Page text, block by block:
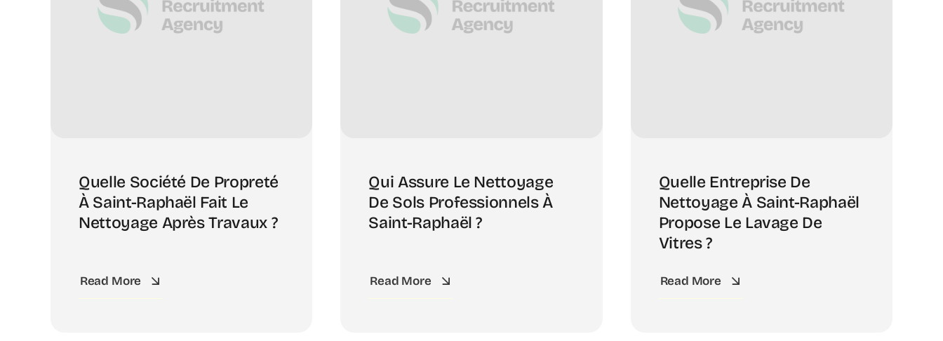
Quelle Société De Propreté
À Saint-Raphaël Fait Le
Nettoyage Après Travaux ?
Read More
Qui Assure Le Nettoyage
De Sols Professionnels À
Saint-Raphaël ?
Read More
Quelle Entreprise De
Nettoyage À Saint-Raphaël
Propose Le Lavage De
Vitres ?
Read More